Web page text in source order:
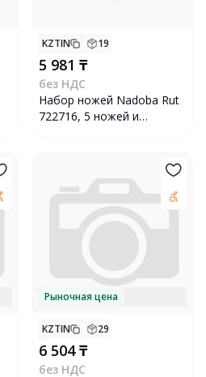
KZTIN 19
5 981 ₸
без НДС
Набор ножей Nadoba Rut
722716, 5 ножей и
Рыночная цена
KZTIN 29
6 504 ₸
без НДС